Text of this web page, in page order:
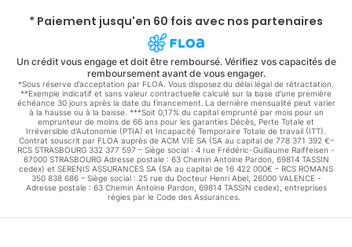
* Paiement jusqu'en 60 fois avec nos partenaires
Un crédit vous engage et doit être remboursé. Vérifiez vos capacités de
remboursement avant de vous engager.
*Sous réserve d’acceptation par FLOA. Vous disposez du délai légal de rétractation.
**Exemple indicatif et sans valeur contractuelle calculé sur la base d'une première
échéance 30 jours après la date du financement. La dernière mensualité peut varier
à la hausse ou à la baisse. ***Soit 0,17% du capital emprunté par mois pour un
emprunteur de moins de 66 ans pour les garanties Décès, Perte Totale et
Irréversible d'Autonomie (PTIA) et Incapacité Temporaire Totale de travail (ITT).
Contrat souscrit par FLOA auprès de ACM VIE SA (SA au capital de 778 371 392 €–
RCS STRASBOURG 332 377 597 – Siège social : 4 rue Frédéric-Guillaume Raiffeisen -
67000 STRASBOURG Adresse postale : 63 Chemin Antoine Pardon, 69814 TASSIN
cedex) et SERENIS ASSURANCES SA (SA au capital de 16 422 000€ – RCS ROMANS
350 838 686 – Siège social : 25 rue du Docteur Henri Abel, 26000 VALENCE -
Adresse postale : 63 Chemin Antoine Pardon, 69814 TASSIN cedex), entreprises
régies par le Code des Assurances.